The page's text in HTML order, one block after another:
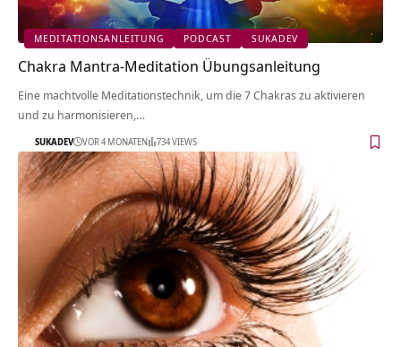
MEDITATIONSANLEITUNG PODCAST SUKADEV
Chakra Mantra-Meditation Übungsanleitung
Eine machtvolle Meditationstechnik, um die 7 Chakras zu aktivieren
und zu harmonisieren,…
SUKADEV VOR 4 MONATEN 734 VIEWS